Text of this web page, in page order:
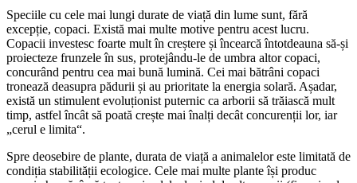
Speciile cu cele mai lungi durate de viață din lume sunt, fără
excepție, copaci. Există mai multe motive pentru acest lucru.
Copacii investesc foarte mult în creștere și încearcă întotdeauna să-și
proiecteze frunzele în sus, protejându-le de umbra altor copaci,
concurând pentru cea mai bună lumină. Cei mai bătrâni copaci
tronează deasupra pădurii și au prioritate la energia solară. Așadar,
există un stimulent evoluționist puternic ca arborii să trăiască mult
timp, astfel încât să poată crește mai înalți decât concurenții lor, iar
„cerul e limita“.
Spre deosebire de plante, durata de viață a animalelor este limitată de
condiția stabilității ecologice. Cele mai multe plante își produc